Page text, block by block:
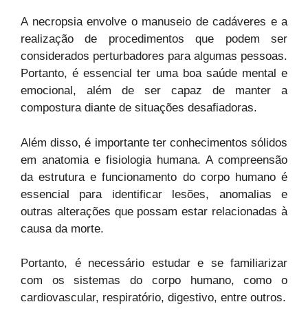
A necropsia envolve o manuseio de cadáveres e a
realização de procedimentos que podem ser
considerados perturbadores para algumas pessoas.
Portanto, é essencial ter uma boa saúde mental e
emocional, além de ser capaz de manter a
compostura diante de situações desafiadoras.
Além disso, é importante ter conhecimentos sólidos
em anatomia e fisiologia humana. A compreensão
da estrutura e funcionamento do corpo humano é
essencial para identificar lesões, anomalias e
outras alterações que possam estar relacionadas à
causa da morte.
Portanto, é necessário estudar e se familiarizar
com os sistemas do corpo humano, como o
cardiovascular, respiratório, digestivo, entre outros.